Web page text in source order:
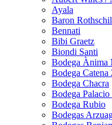
Ayala
Baron
Bennati
Bibi Graetz
Biondi Santi
Bodega Ànima
Bodega Catena
Bodega Chacra
Bodega
Bodega Rubio
Bodegas